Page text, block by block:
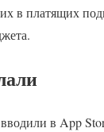
в платящих
в App